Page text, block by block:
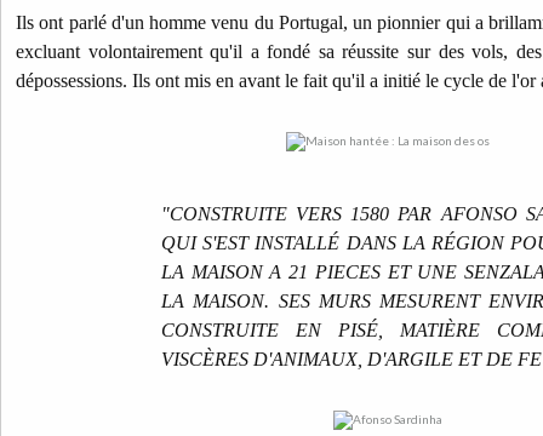
Ils ont parlé d'un homme venu du Portugal, un pionnier qui a
excluant volontairement qu'il a fondé sa réussite sur des vols,
dépossessions. Ils ont mis en avant le fait qu'il a initié le cycle de
"CONSTRUITE VERS 1580 PAR AFONSO
QUI S'EST INSTALLÉ DANS LA RÉGION
LA MAISON A 21 PIECES ET UNE
LA MAISON. SES MURS MESURENT
CONSTRUITE EN PISÉ, MATIÈRE
VISCÈRES D'ANIMAUX, D'ARGILE ET DE